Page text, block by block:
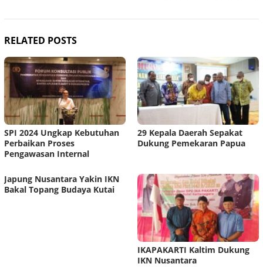
RELATED POSTS
SPI 2024 Ungkap Kebutuhan
Perbaikan Proses
Pengawasan Internal
29 Kepala Daerah Sepakat
Dukung Pemekaran Papua
Japung Nusantara Yakin IKN
Bakal Topang Budaya Kutai
IKAPAKARTI Kaltim Dukung
IKN Nusantara